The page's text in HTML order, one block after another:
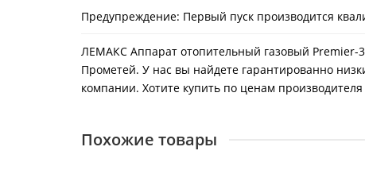
Предупреждение: Первый пуск производится
ЛЕМАКС Аппарат отопительный газовый Premier-
Прометей. У нас вы найдете гарантированно
компании. Хотите купить по ценам
Похожие товары